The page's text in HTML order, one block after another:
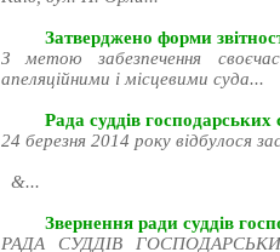
Затверджено форми
З метою забезпечення
апеляційними і місцевими суда...
Рада суддів господарських
24 березня 2014 року відбулося
&...
Звернення ради суддів
РАДА СУДДІВ